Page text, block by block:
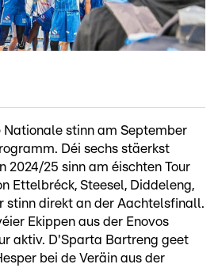
Nationale stinn am September
Déi sechs stäerkst
2024/25 sinn am éischten Tour
Ettelbréck, Steesel, Diddeleng,
stinn direkt an der Aachtelsfinall.
Ekippen aus der Enovos
aktiv. D'Sparta Bartreng geet
bei de Veräin aus der